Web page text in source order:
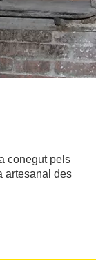
conegut pels
artesanal des